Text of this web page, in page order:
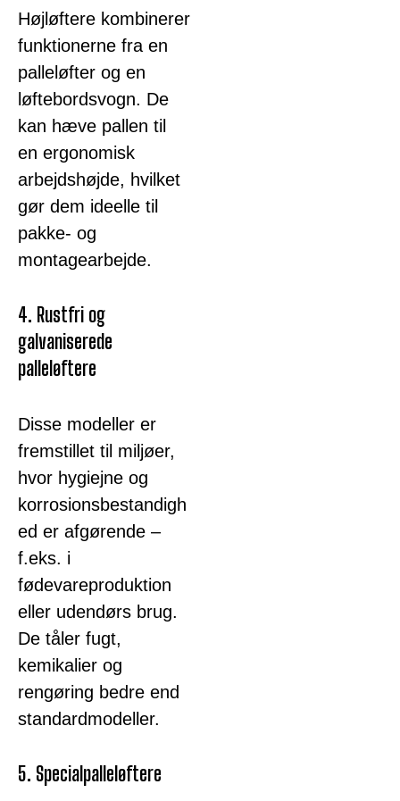
Højløftere kombinerer
funktionerne fra en
palleløfter og en
løftebordsvogn. De
kan hæve pallen til
en ergonomisk
arbejdshøjde, hvilket
gør dem ideelle til
pakke- og
montagearbejde.
4. Rustfri og
galvaniserede
palleløftere
Disse modeller er
fremstillet til miljøer,
hvor hygiejne og
korrosionsbestandigh
ed er afgørende –
f.eks. i
fødevareproduktion
eller udendørs brug.
De tåler fugt,
kemikalier og
rengøring bedre end
standardmodeller.
5. Specialpalleløftere